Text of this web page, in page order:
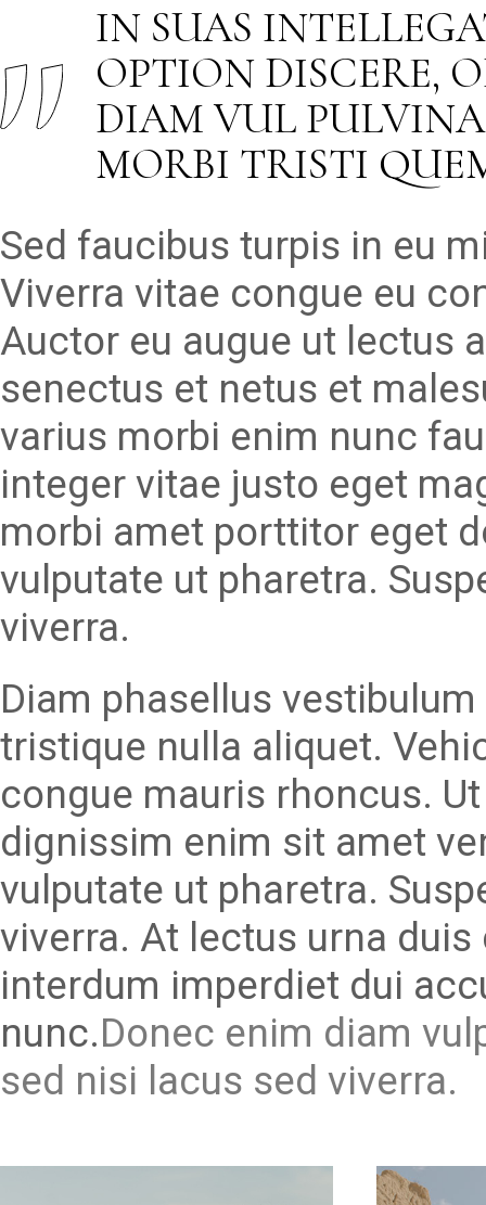
IN SUAS
OPTION DISCERE,
DIAM VUL
MORBI TRISTI
Sed faucibus turpis in eu
Viverra vitae congue eu
Auctor eu augue ut lectus
senectus et netus et
varius morbi enim nunc
integer vitae justo eget
morbi amet porttitor eget
vulputate ut pharetra.
viverra.
Diam phasellus
tristique nulla aliquet.
congue mauris rhoncus.
dignissim enim sit amet
vulputate ut pharetra.
viverra. At lectus urna
interdum imperdiet dui
nunc.Donec enim diam
sed nisi lacus sed viverra.